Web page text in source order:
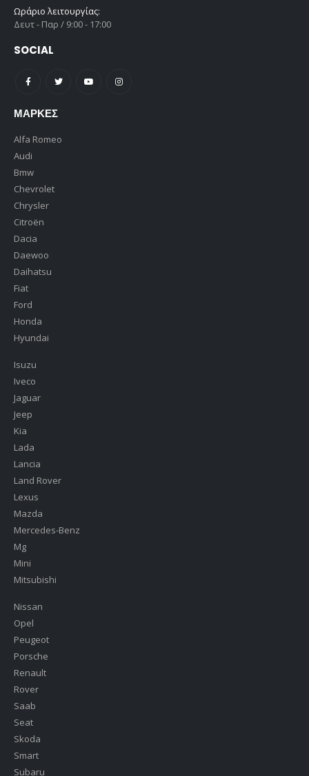
Ωράριο λειτουργίας:
Δευτ - Παρ / 9:00 - 17:00
SOCIAL
ΜΆΡΚΕΣ
Alfa Romeo
Audi
Bmw
Chevrolet
Chrysler
Citroën
Dacia
Daewoo
Daihatsu
Fiat
Ford
Honda
Hyundai
Isuzu
Iveco
Jaguar
Jeep
Kia
Lada
Lancia
Land Rover
Lexus
Mazda
Mercedes-Benz
Mg
Mini
Mitsubishi
Nissan
Opel
Peugeot
Porsche
Renault
Rover
Saab
Seat
Skoda
Smart
Subaru